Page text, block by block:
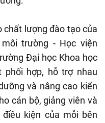
chất lượng đào tạo của
trường - Học viện
Đại học Khoa học
phối hợp, hỗ trợ nhau
và nâng cao kiến
cán bộ, giảng viên và
kiện của mỗi bên